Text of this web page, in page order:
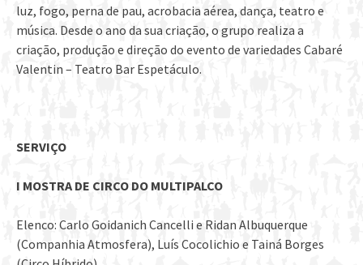
luz, fogo, perna de pau, acrobacia aérea, dança, teatro e
música. Desde o ano da sua criação, o grupo realiza a
criação, produção e direção do evento de variedades Cabaré
Valentin – Teatro Bar Espetáculo.
SERVIÇO
I MOSTRA DE CIRCO DO MULTIPALCO
Elenco: Carlo Goidanich Cancelli e Ridan Albuquerque
(Companhia Atmosfera), Luís Cocolichio e Tainá Borges